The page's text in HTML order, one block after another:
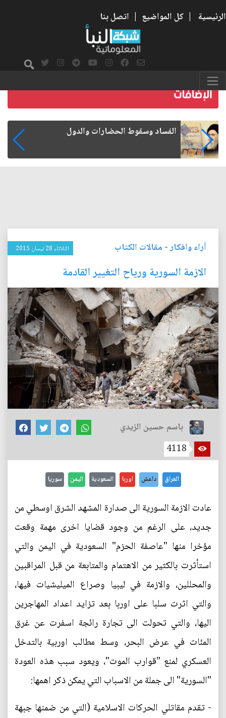
الرئيسية | كل المواضيع | اتصل بنا
رواتب الموظفين على صفيح ساخن
آراء وافكار- مقالات الكتاب الثلاثاء 28 نيسان 2015
الازمة السورية ورياح التغيير القادمة
باسم حسين الزيدي
4118
العراق داعش اوربا السعودية اليمن سوريا
عادت الازمة السورية الى صدارة المشهد الشرق اوسطي من
جديد، على الرغم من وجود قضايا اخرى مهمة وقعت
مؤخرا منها "عاصفة الحزم" السعودية في اليمن والتي
استأثرت بالكثير من الاهتمام والمتابعة من قبل المراقبين
والمحللين، والازمة في ليبيا وصراع الميليشيات فيها،
والتي اثرت سلبا على اوربا بعد تزايد اعداد المهاجرين
اليها، والتي تحولت الى تجارة رائجة اسفرت عن غرق
المئات في عرض البحر، وسط مطالب اوربية بالتدخل
العسكري لمنع "قوارب الموت"، ويعود سبب هذه العودة
"السورية" الى جملة من الاسباب التي يمكن ذكر اهمها:
- تقدم مقاتلي الحركات الاسلامية (التي من ضمنها جبهة